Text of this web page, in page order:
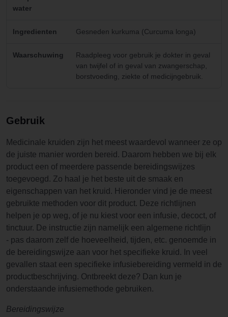
water
Ingredienten Gesneden kurkuma (Curcuma longa)
Waarschuwing
Raadpleeg voor gebruik je dokter in geval
van twijfel of in geval van zwangerschap,
borstvoeding, ziekte of medicijngebruik.
Gebruik
Medicinale kruiden zijn het meest waardevol wanneer ze op
de juiste manier worden bereid. Daarom hebben we bij elk
product een of meerdere passende bereidingswijzes
toegevoegd. Zo haal je het beste uit de smaak en
eigenschappen van het kruid. Hieronder vind je de meest
gebruikte methoden voor dit product. Deze richtlijnen
helpen je op weg, of je nu kiest voor een infusie, decoct, of
tinctuur. De instructie zijn namelijk een algemene richtlijn
- pas daarom zelf de hoeveelheid, tijden, etc. genoemde in
de bereidingswijze aan voor het specifieke kruid. In veel
gevallen staat een specifieke infusiebereiding vermeld in de
productbeschrijving. Ontbreekt deze? Dan kun je
onderstaande infusiemethode gebruiken.
Bereidingswijze